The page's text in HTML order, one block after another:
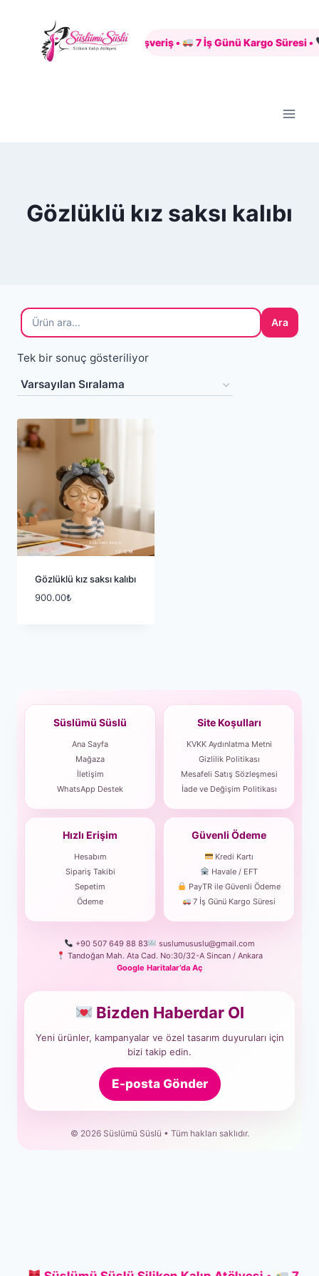
content
Güvenli Alışveriş • 7 İş Günü Kargo Süresi •
Gözlüklü kız saksı kalıbı
Ara
Tek bir sonuç gösteriliyor
Gözlüklü kız saksı kalıbı
900.00₺
Süslümü Süslü
Ana Sayfa
Mağaza
İletişim
WhatsApp Destek
Site Koşulları
KVKK Aydınlatma Metni
Gizlilik Politikası
Mesafeli Satış Sözleşmesi
İade ve Değişim Politikası
Hızlı Erişim
Hesabım
Sipariş Takibi
Sepetim
Ödeme
Güvenli Ödeme
Kredi Kartı
Havale / EFT
PayTR ile Güvenli Ödeme
7 İş Günü Kargo Süresi
+90 507 649 88 83
suslumususlu@gmail.com
Tandoğan Mah. Ata Cad. No:30/32-A Sincan / Ankara
Google Haritalar’da Aç
Bizden Haberdar Ol
Yeni ürünler, kampanyalar ve özel tasarım duyuruları için
bizi takip edin.
E-posta Gönder
© 2026 Süslümü Süslü • Tüm hakları saklıdır.